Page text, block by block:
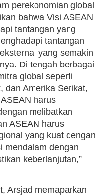
perekonomian global
bahwa Visi ASEAN
tantangan yang
tantangan
yang semakin
Di tengah berbagai
global seperti
dan Amerika Serikat,
harus
melibatkan
ASEAN harus
yang kuat dengan
mendalam dengan
keberlanjutan,”
Arsjad memaparkan